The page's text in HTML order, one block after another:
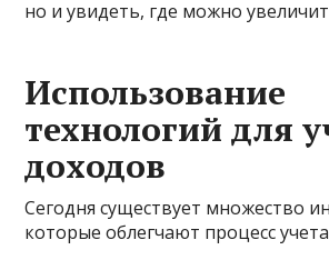
но и увидеть, где можно
Использование
технологий для
доходов
Сегодня существует множество
которые облегчают процесс